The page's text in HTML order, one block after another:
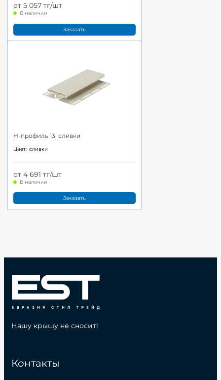
от 5 057 тг/шт
В наличии
Заказать
H-профиль 13, сливки
Цвет: сливки
от 4 691 тг/шт
В наличии
Заказать
Контакты
Нашу крышу не сносит!